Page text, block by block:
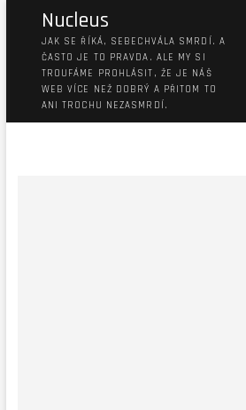
Nucleus
JAK SE ŘÍKÁ, SEBECHVÁLA SMRDÍ. A
ČASTO JE TO PRAVDA. ALE MY SI
TROUFÁME PROHLÁSIT, ŽE JE NÁŠ
WEB VÍCE NEŽ DOBRÝ A PŘITOM TO
ANI TROCHU NEZASMRDÍ.